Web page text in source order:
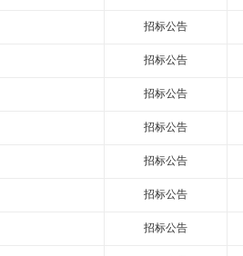
招标公告
招标公告
招标公告
招标公告
招标公告
招标公告
招标公告